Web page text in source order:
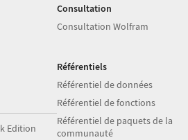
Edition
Consultation
Consultation Wolfram
Référentiels
Référentiel de données
Référentiel de fonctions
Référentiel de paquets de la
communauté